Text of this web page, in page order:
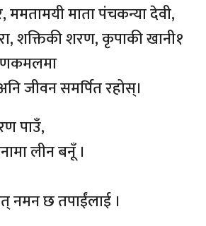
माता पंचकन्या देवी,
शक्तिकी शरण, कृपाकी खानी१
जीवन समर्पित रहोस्।
पाउँ,
लीन बनूँ ।
नमन छ तपाईंलाई ।